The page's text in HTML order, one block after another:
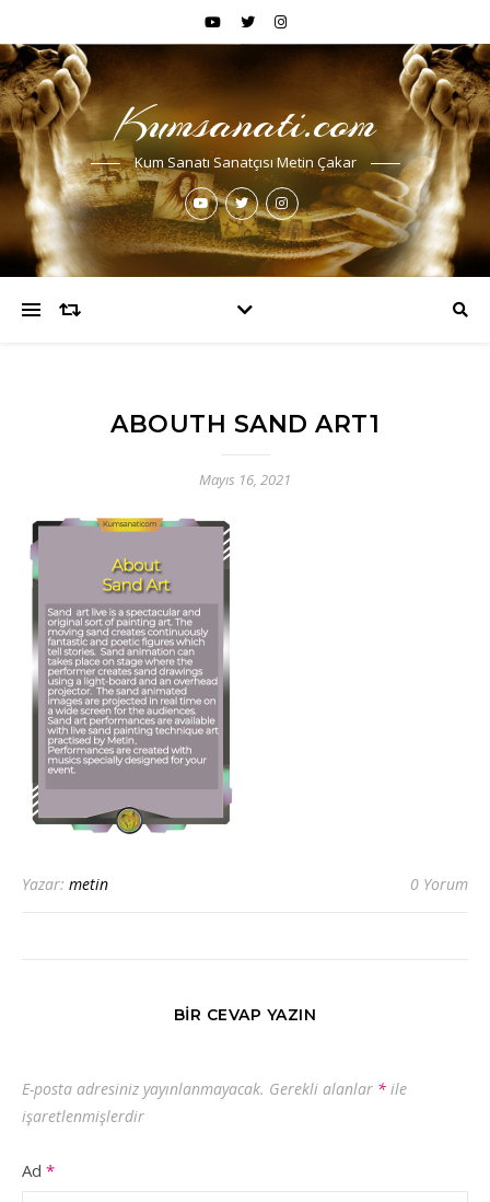
Kumsanati.com
Kum Sanatı Sanatçısı Metin Çakar
ABOUTH SAND ART1
Mayıs 16, 2021
Yazar: metin 0 Yorum
BIR CEVAP YAZIN
E-posta adresiniz yayınlanmayacak. Gerekli alanlar * ile
işaretlenmişlerdir
Ad *